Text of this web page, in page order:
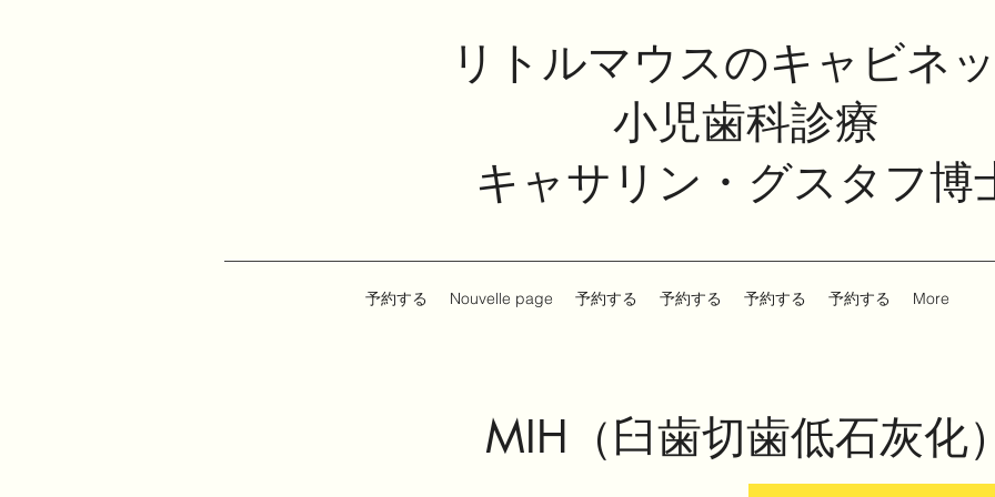
リトルマウスのキャビネ
小児歯科診療
キャサリン・グスタフ博
予約する Nouvelle page 予約する 予約する 予約する 予約する More
MIH（臼歯切歯低石灰化）